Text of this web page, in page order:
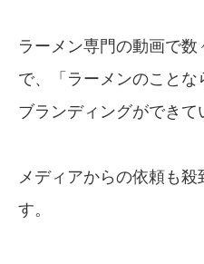
ラーメン専門の動画で
で、「ラーメンのことな
ブランディングができて
メディアからの依頼も
す。